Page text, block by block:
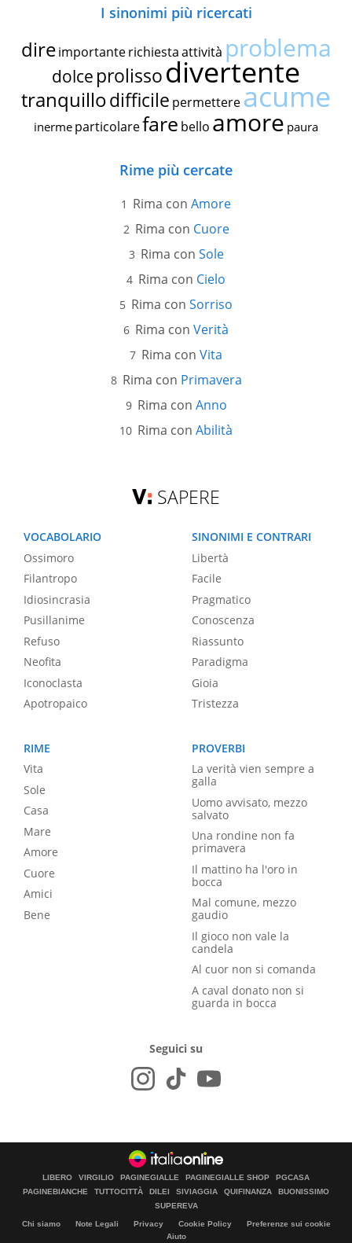
I sinonimi più ricercati
dire importante richiestaattività problema
dolce prolissodivertente
tranquillodifficile permettereacume
inerme particolarefare bello amore paura
Rime più cercate
Rima con Amore
Rima con Cuore
Rima con Sole
Rima con Cielo
Rima con Sorriso
Rima con Verità
Rima con Vita
Rima con Primavera
Rima con Anno
Rima con Abilità
SAPERE
VOCABOLARIO
Ossimoro
Filantropo
Idiosincrasia
Pusillanime
Refuso
Neofita
Iconoclasta
Apotropaico
SINONIMI E CONTRARI
Libertà
Facile
Pragmatico
Conoscenza
Riassunto
Paradigma
Gioia
Tristezza
RIME
Vita
Sole
Casa
Mare
Amore
Cuore
Amici
Bene
PROVERBI
La verità vien sempre a
galla
Uomo avvisato, mezzo
salvato
Una rondine non fa
primavera
Il mattino ha l'oro in
bocca
Mal comune, mezzo
gaudio
Il gioco non vale la
candela
Al cuor non si comanda
A caval donato non si
guarda in bocca
Seguici su
LIBERO VIRGILIO PAGINEGIALLE PAGINEGIALLE SHOP
PGCASA
PAGINEBIANCHE
TUTTOCITTÀ DILEI SIVIAGGIA QUIFINANZA
BUONISSIMO
SUPEREVA
Chi siamo Note Legali Privacy Cookie Policy
Preferenze sui cookie
Aiuto